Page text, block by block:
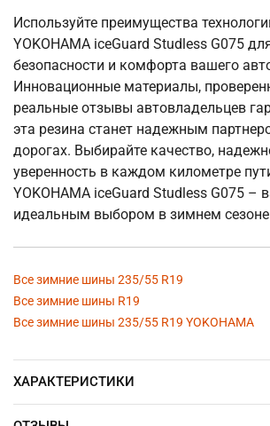
Используйте преимущества
YOKOHAMA iceGuard Studless G075
безопасности и комфорта вашего
Инновационные материалы,
реальные отзывы автовладельцев
эта резина станет надежным
дорогах. Выбирайте качество,
уверенность в каждом километре
YOKOHAMA iceGuard Studless G075 –
идеальным выбором в зимнем
Все зимние шины 235/55 R19
Все зимние шины R19
Все зимние шины 235/55 R19 YOKOHAMA
ХАРАКТЕРИСТИКИ